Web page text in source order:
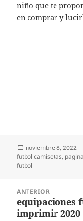
niño que te
en comprar y
Publicado
el
noviembre 8, 2022
futbol camisetas,
futbol
entradas
ANTERIOR
Entrada
anterior:
equipaciones
imprimir 2020